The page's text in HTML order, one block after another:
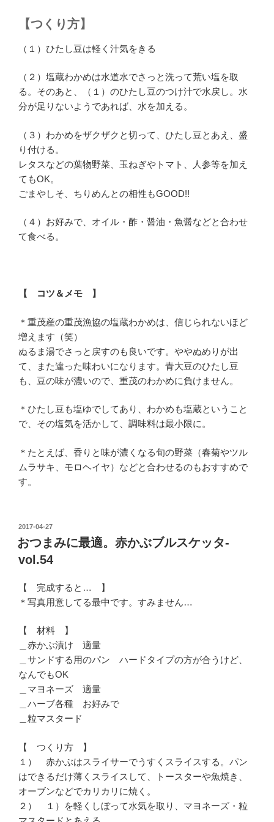
【つくり方】
（１）ひたし豆は軽く汁気をきる
（２）塩蔵わかめは水道水でさっと洗って荒い塩を取
る。そのあと、（１）のひたし豆のつけ汁で水戻し。水
分が足りないようであれば、水を加える。
（３）わかめをザクザクと切って、ひたし豆とあえ、盛
り付ける。
レタスなどの葉物野菜、玉ねぎやトマト、人参等を加え
てもOK。
ごまやしそ、ちりめんとの相性もGOOD!!
（４）お好みで、オイル・酢・醤油・魚醤などと合わせ
て食べる。
【 コツ＆メモ 】
＊重茂産の重茂漁協の塩蔵わかめは、信じられないほど
増えます（笑）
ぬるま湯でさっと戻すのも良いです。ややぬめりが出
て、また違った味わいになります。青大豆のひたし豆
も、豆の味が濃いので、重茂のわかめに負けません。
＊ひたし豆も塩ゆでしてあり、わかめも塩蔵ということ
で、その塩気を活かして、調味料は最小限に。
＊たとえば、香りと味が濃くなる旬の野菜（春菊やツル
ムラサキ、モロヘイヤ）などと合わせるのもおすすめで
す。
投
稿
日:
2017-04-27
おつまみに最適。赤かぶブルスケッタ-
vol.54
【 完成すると… 】
＊写真用意してる最中です。すみません…
【 材料 】
＿赤かぶ漬け 適量
＿サンドする用のパン ハードタイプの方が合うけど、
なんでもOK
＿マヨネーズ 適量
＿ハーブ各種 お好みで
＿粒マスタード
【 つくり方 】
１） 赤かぶはスライサーでうすくスライスする。パン
はできるだけ薄くスライスして、トースターや魚焼き、
オーブンなどでカリカリに焼く。
２） １）を軽くしぼって水気を取り、マヨネーズ・粒